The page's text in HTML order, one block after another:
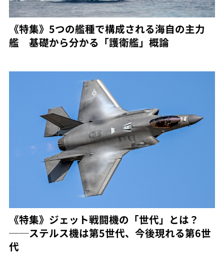
《特集》5つの艦種で構成される海自の主力
艦 基礎から分かる「護衛艦」概論
《特集》ジェット戦闘機の「世代」とは？
──ステルス機は第5世代、今後現れる第6世
代